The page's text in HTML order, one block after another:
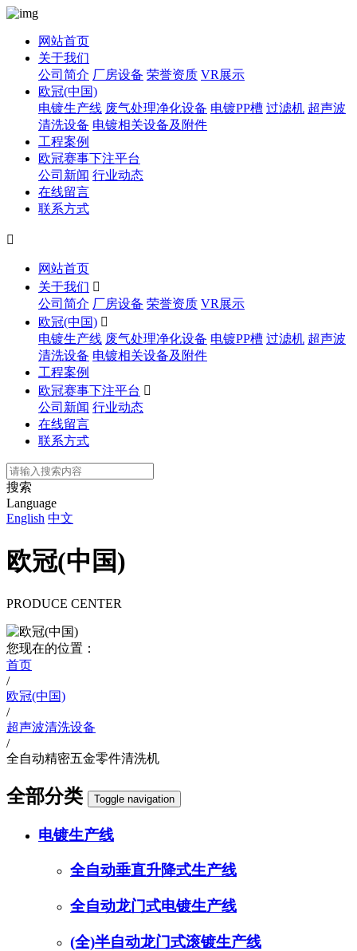
网站首页
关于我们
公司简介 厂房设备 荣誉资质 VR展示
欧冠(中国)
电镀生产线 废气处理净化设备 电镀PP槽 过滤机 超声波
清洗设备 电镀相关设备及附件
工程案例
欧冠赛事下注平台
公司新闻 行业动态
在线留言
联系方式

网站首页
关于我们 
公司简介 厂房设备 荣誉资质 VR展示
欧冠(中国) 
电镀生产线 废气处理净化设备 电镀PP槽 过滤机 超声波
清洗设备 电镀相关设备及附件
工程案例
欧冠赛事下注平台 
公司新闻 行业动态
在线留言
联系方式
搜索
Language
English 中文
欧冠(中国)
PRODUCE CENTER
您现在的位置：
首页
/
欧冠(中国)
/
超声波清洗设备
/
全自动精密五金零件清洗机
全部分类 Toggle navigation
电镀生产线
全自动垂直升降式生产线
全自动龙门式电镀生产线
(全)半自动龙门式滚镀生产线